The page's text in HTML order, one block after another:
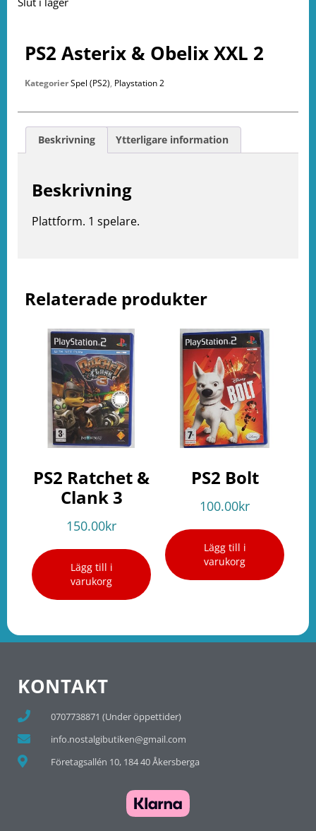
Relaterade produkter
PS2 Ratchet &
Clank 3
150.00kr
Lägg till i
varukorg
PS2 Bolt
100.00kr
Lägg till i
varukorg
PS2 Asterix & Obelix XXL 2
KategorierSpel (PS2), Playstation 2
Beskrivning Ytterligare information
Beskrivning
Plattform. 1 spelare.
KONTAKT
0707738871 (Under öppettider)
info.nostalgibutiken@gmail.com
Företagsallén 10, 184 40 Åkersberga